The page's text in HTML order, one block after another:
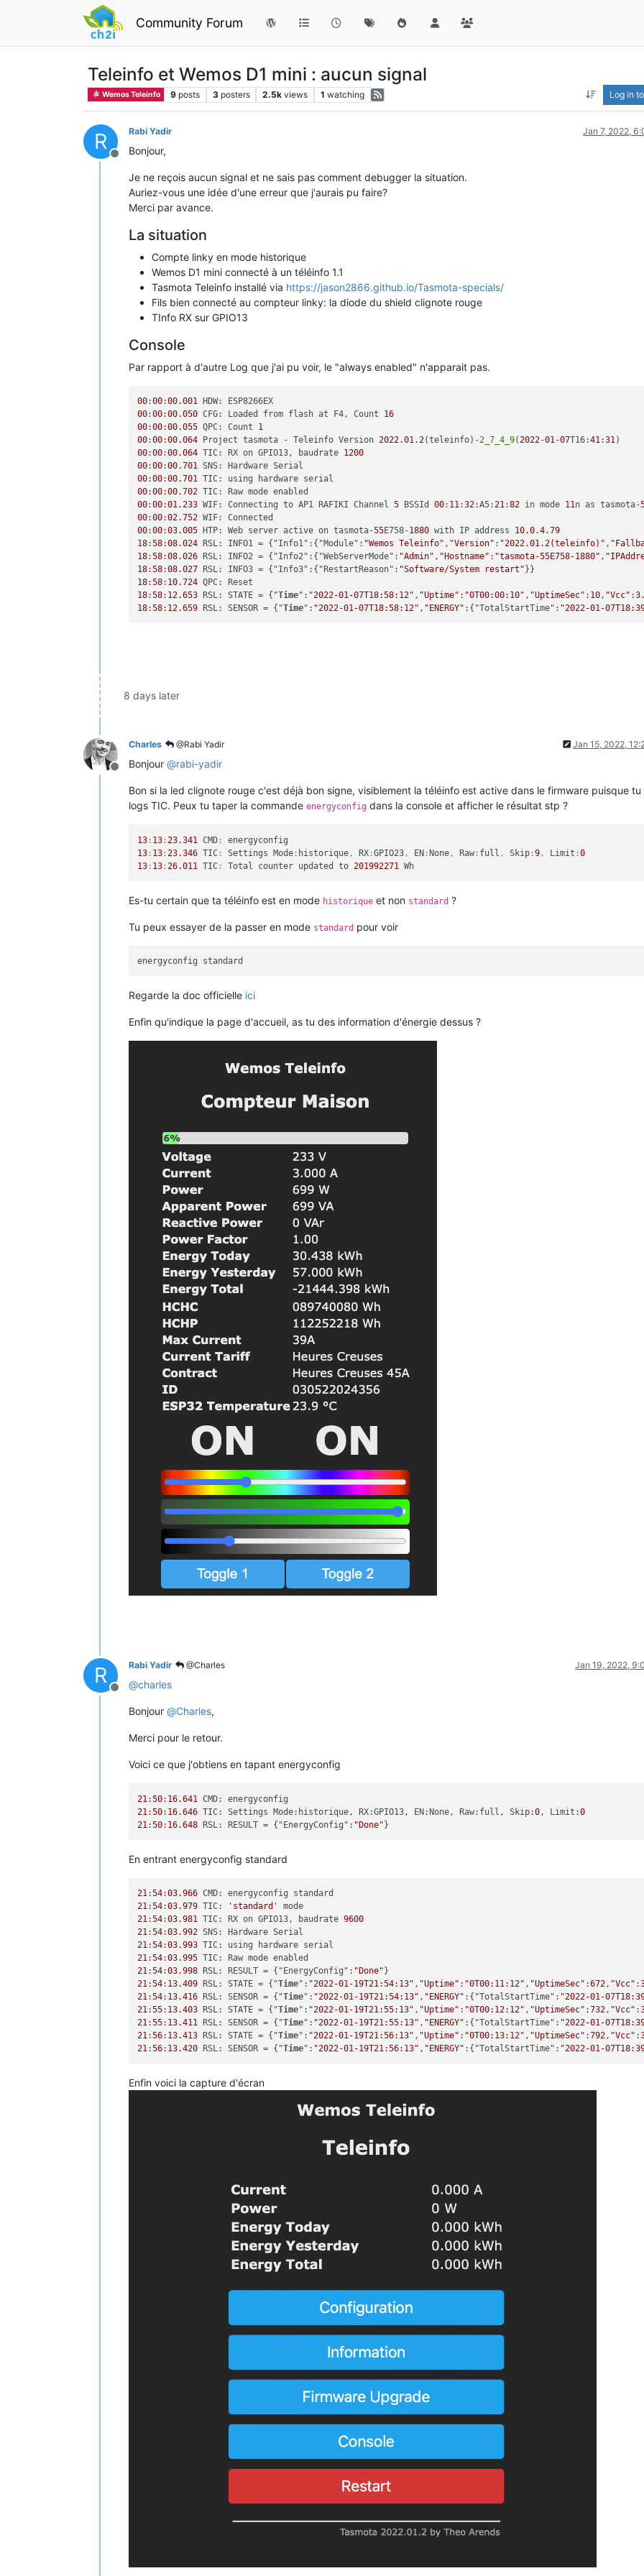
Community Forum
Teleinfo et Wemos D1 mini : aucun signal
Wemos Teleinfo 9 posts 3 posters 2.5k views 1 watching Log in
R
Offline
Rabi Yadir Jan 7, 2022,
Bonjour,
Je ne reçois aucun signal et ne sais pas comment debugger la situation.
Auriez-vous une idée d'une erreur que j'aurais pu faire?
Merci par avance.
La situation
Compte linky en mode historique
Wemos D1 mini connecté à un téléinfo 1.1
Tasmota Teleinfo installé via https://jason2866.github.io/Tasmota-specials/
Fils bien connecté au compteur linky: la diode du shield clignote rouge
TInfo RX sur GPIO13
Console
Par rapport à d'autre Log que j'ai pu voir, le "always enabled" n'apparait pas.
00:00:00.001
00:00:00.050 CFG: Loaded from flash at F4, Count 16
00:00:00.055 QPC: Count 1
00:00:00.064 Project tasmota - Teleinfo Version 2022.01.2(teleinfo) -2_7_4_9(2022-01-07T16:41:31
00:00:00.064 TIC: RX on GPIO13, baudrate 1200
00:00:00.701
00:00:00.701
00:00:00.702
00:00:01.233 WIF: Connecting to AP1 RAFIKI Channel 5 BSSId 00: 11:32:A5:21:82 in mode 11n as tasmota-
00:00:02.752
00:00:03.005 HTP: Web server active on tasmota-55E758-1880 with IP address 10.0.4.79
18:58:08.024 RSL: INFO1 = {"Info1":{"Module": "Wemos Teleinfo" , "Version" : "2022.01.2(teleinfo)" ,
18:58:08.026 RSL: INFO2 = {"Info2":{"WebServerMode": "Admin" , "Hostname" : "tasmota-55E758-1880" ,
18:58:08.027 RSL: INFO3 = {"Info3":{"RestartReason": "Software/System restart"
18:58: 10.724
18:58: 12.653 RSL: STATE = {"Time": "2022-01-07T18:58:12" , "Uptime" : "0T00:00:10" , "UptimeSec" : 10, "Vcc" :
18:58: 12.659 RSL: SENSOR = {"Time": "2022-01-07T18:58:12" , "ENERGY" :{"TotalStartTime": "2022-01-
8 days later
Offline
Charles @Rabi Yadir Jan 15, 2022,
Bonjour @rabi-yadir
Bon si la led clignote rouge c'est déjà bon signe, visiblement la téléinfo est active dans le firmware puisque tu
logs TIC. Peux tu taper la commande energyconfig dans la console et afficher le résultat stp ?
13 : 13 : 23.341 CMD :
13 : 13 : 23.346 TIC : Settings Mode : historique , RX :GPIO23 , EN :None , Raw : full , Skip :9 , Limit :0
13 : 13 : 26.011 TIC : Total counter updated to 201992271
Es-tu certain que ta téléinfo est en mode historique et non standard ?
Tu peux essayer de la passer en mode standard pour voir
Regarde la doc officielle ici
Enfin qu'indique la page d'accueil, as tu des information d'énergie dessus ?
R
Offline
Rabi Yadir @Charles Jan 19, 2022,
@charles
Bonjour @Charles,
Merci pour le retour.
Voici ce que j'obtiens en tapant energyconfig
21 :50: 16.641
21 :50: 16.646 TIC: Settings Mode:historique, RX:GPIO13, EN:None, Raw:full, Skip:0 , Limit:0
21 :50: 16.648 RSL: RESULT = {"EnergyConfig": "Done"
En entrant energyconfig standard
21:54:03.966
21:54:03.979 TIC: 'standard'
21:54:03.981 TIC: RX on GPIO13, baudrate 9600
21:54:03.992
21:54:03.993
21:54:03.995
21:54:03.998 RSL: RESULT = {"EnergyConfig": "Done"
21:54: 13.409 RSL: STATE = {"Time": "2022-01-19T21:54:13" , "Uptime" : "0T00:11:12" , "UptimeSec" :672, "Vcc" :
21:54: 13.416 RSL: SENSOR = {"Time": "2022-01-19T21:54:13" , "ENERGY" :{"TotalStartTime": "2022-01-
21:55: 13.403 RSL: STATE = {"Time": "2022-01-19T21:55:13" , "Uptime" : "0T00:12:12" , "UptimeSec" :732, "Vcc" :
21:55: 13.411 RSL: SENSOR = {"Time": "2022-01-19T21:55:13" , "ENERGY" :{"TotalStartTime": "2022-01-
21:56: 13.413 RSL: STATE = {"Time": "2022-01-19T21:56:13" , "Uptime" : "0T00:13:12" , "UptimeSec" :792, "Vcc" :
21:56: 13.420 RSL: SENSOR = {"Time": "2022-01-19T21:56:13" , "ENERGY" :{"TotalStartTime": "2022-01-
Enfin voici la capture d'écran